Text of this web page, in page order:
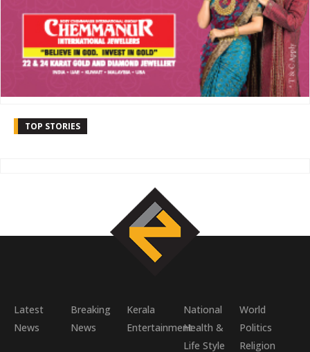
TOP STORIES
Latest
News
Breaking
News
Kerala National
World
EntertainmentHealth &
Life Style
Politics
Religion